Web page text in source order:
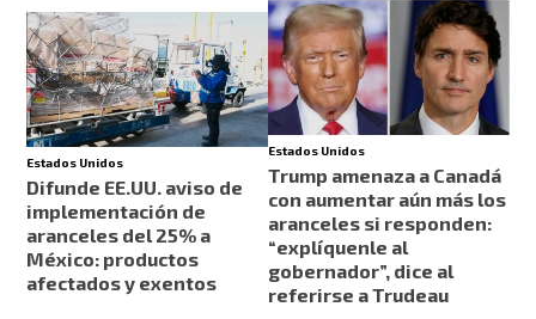
Estados Unidos
Difunde EE.UU. aviso de
implementación de
aranceles del 25% a
México: productos
afectados y exentos
Estados Unidos
Trump amenaza a Canadá
con aumentar aún más los
aranceles si responden:
“explíquenle al
gobernador”, dice al
referirse a Trudeau